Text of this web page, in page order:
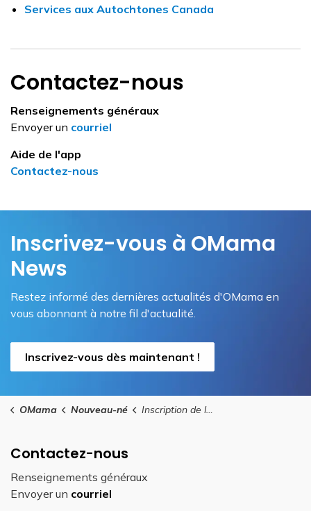
Services aux Autochtones Canada
Contactez-nous
Renseignements généraux
Envoyer un courriel
Aide de l'app
Contactez-nous
Inscrivez-vous à OMama
News
Restez informé des dernières actualités d'OMama en
vous abonnant à notre fil d'actualité.
Inscrivez-vous dès maintenant !
OMama Nouveau-né Inscription de la naissance
Contactez-nous
Renseignements généraux
Envoyer un courriel